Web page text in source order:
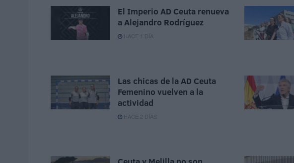
El Imperio AD Ceuta renueva
a Alejandro Rodríguez
HACE 1 DÍA
Las chicas de la AD Ceuta
Femenino vuelven a la
actividad
HACE 2 DÍAS